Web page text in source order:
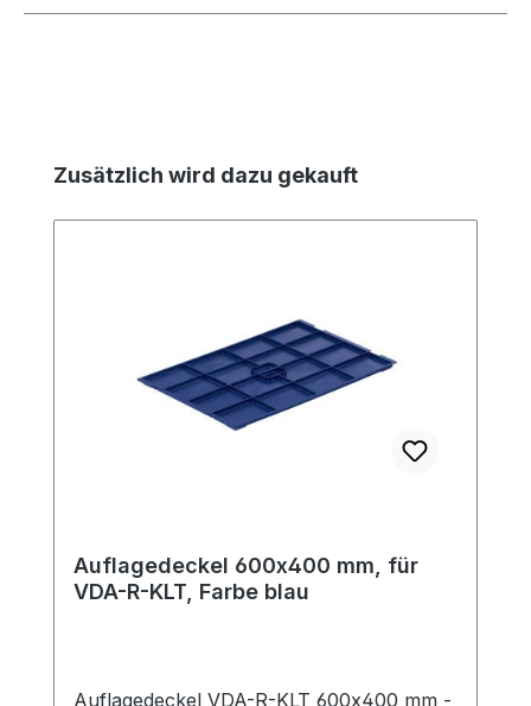
Produktgalerie überspringen
Zusätzlich wird dazu gekauft
Auflagedeckel 600x400 mm, für
VDA-R-KLT, Farbe blau
Auflagedeckel VDA-R-KLT 600x400 mm -